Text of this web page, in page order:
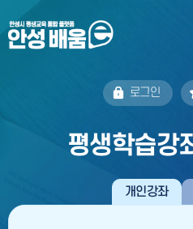
로그인
평생학습강
개인강좌